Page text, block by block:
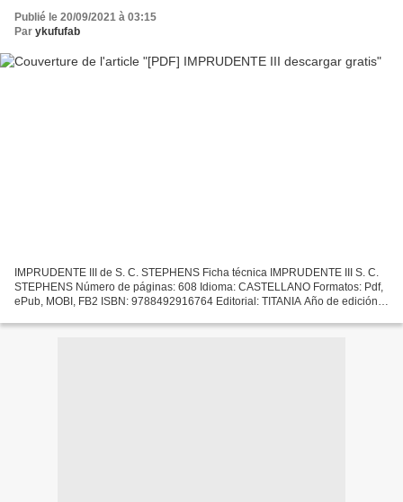
Publié le 20/09/2021 à 03:15
Par ykufufab
IMPRUDENTE III de S. C. STEPHENS Ficha técnica IMPRUDENTE III S. C.
STEPHENS Número de páginas: 608 Idioma: CASTELLANO Formatos: Pdf,
ePub, MOBI, FB2 ISBN: 9788492916764 Editorial: TITANIA Año de edición: